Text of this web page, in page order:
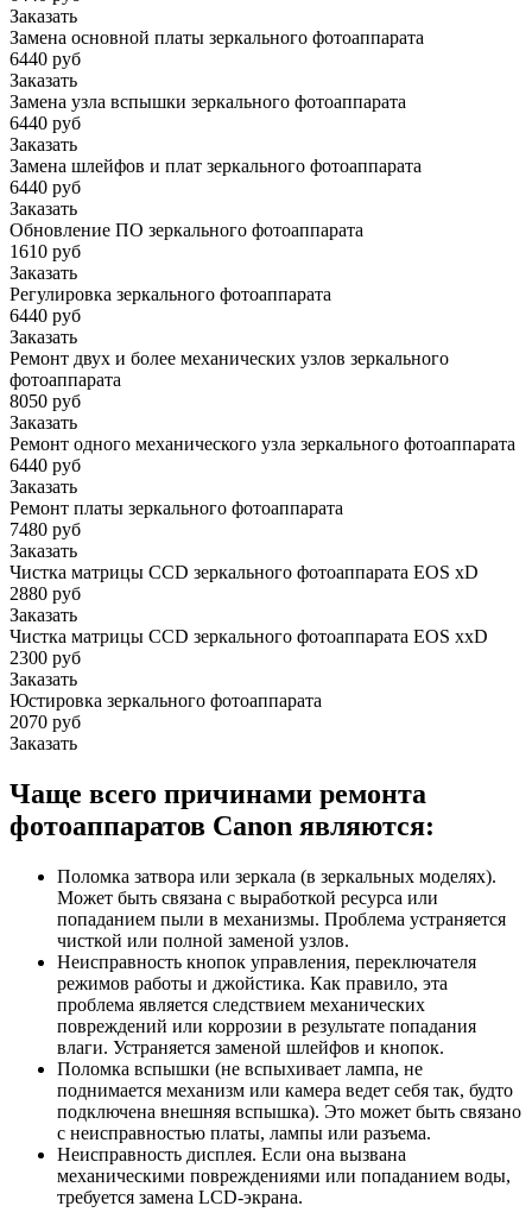
Заказать
Замена основной платы зеркального фотоаппарата
6440 руб
Заказать
Замена узла вспышки зеркального фотоаппарата
6440 руб
Заказать
Замена шлейфов и плат зеркального фотоаппарата
6440 руб
Заказать
Обновление ПО зеркального фотоаппарата
1610 руб
Заказать
Регулировка зеркального фотоаппарата
6440 руб
Заказать
Ремонт двух и более механических узлов зеркального
фотоаппарата
8050 руб
Заказать
Ремонт одного механического узла зеркального фотоаппарата
6440 руб
Заказать
Ремонт платы зеркального фотоаппарата
7480 руб
Заказать
Чистка матрицы CCD зеркального фотоаппарата EOS xD
2880 руб
Заказать
Чистка матрицы CCD зеркального фотоаппарата EOS xxD
2300 руб
Заказать
Юстировка зеркального фотоаппарата
2070 руб
Заказать
Чаще всего причинами ремонта
фотоаппаратов Canon являются:
Поломка затвора или зеркала (в зеркальных моделях).
Может быть связана с выработкой ресурса или
попаданием пыли в механизмы. Проблема устраняется
чисткой или полной заменой узлов.
Неисправность кнопок управления, переключателя
режимов работы и джойстика. Как правило, эта
проблема является следствием механических
повреждений или коррозии в результате попадания
влаги. Устраняется заменой шлейфов и кнопок.
Поломка вспышки (не вспыхивает лампа, не
поднимается механизм или камера ведет себя так, будто
подключена внешняя вспышка). Это может быть связано
с неисправностью платы, лампы или разъема.
Неисправность дисплея. Если она вызвана
механическими повреждениями или попаданием воды,
требуется замена LCD-экрана.